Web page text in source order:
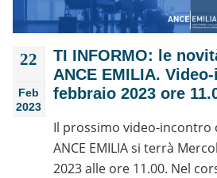
22
Feb
2023
TI INFORMO: le
ANCE EMILIA.
febbraio 2023 ore
Il prossimo video-incontro
ANCE EMILIA si terrà
2023 alle ore 11.00. Nel